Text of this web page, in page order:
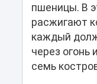
пшеницы. В
расжигают
каждый
через огонь
семь